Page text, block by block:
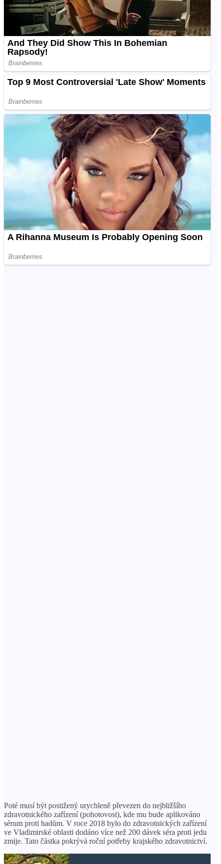
Poté musí být postižený urychleně převezen do nejbližšího
zdravotnického zařízení (pohotovost), kde mu bude aplikováno
sérum proti hadům. V roce 2018 bylo do zdravotnických zařízení
ve Vladimirské oblasti dodáno více než 200 dávek séra proti jedu
zmije. Tato částka pokrývá roční potřeby krajského zdravotnictví.